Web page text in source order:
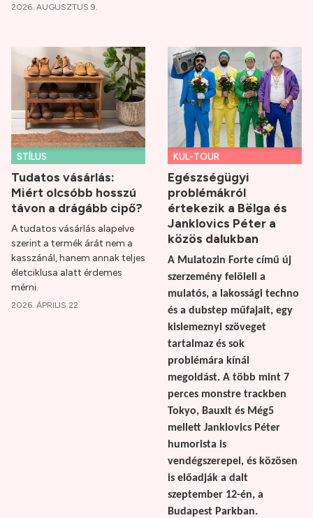
2026. AUGUSZTUS 9.
STÍLUS
Tudatos vásárlás:
Miért olcsóbb hosszú
távon a drágább cipő?
A tudatos vásárlás alapelve
szerint a termék árát nem a
kasszánál, hanem annak teljes
életciklusa alatt érdemes
mérni.
2026. ÁPRILIS 22.
KUL-TOUR
Egészségügyi
problémákról
értekezik a Bëlga és
Janklovics Péter a
közös dalukban
A Mulatozin Forte című új
szerzemény felöleli a
mulatós, a lakossági techno
és a dubstep műfajait, egy
kislemeznyi szöveget
tartalmaz és sok
problémára kínál
megoldást. A több mint 7
perces monstre trackben
Tokyo, Bauxit és Még5
mellett Janklovics Péter
humorista is
vendégszerepel, és közösen
is előadják a dalt
szeptember 12-én, a
Budapest Parkban.